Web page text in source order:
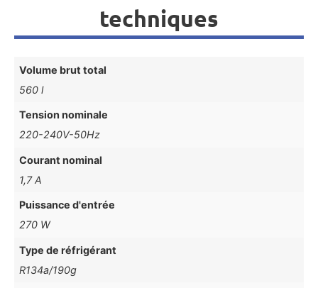
techniques
Volume brut total
560 l
Tension nominale
220-240V-50Hz
Courant nominal
1,7 A
Puissance d'entrée
270 W
Type de réfrigérant
R134a/190g